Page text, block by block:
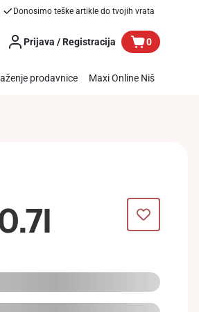
Donosimo teške artikle do tvojih vrata
Prijava / Registracija 0
prodavnice Maxi Online Niš